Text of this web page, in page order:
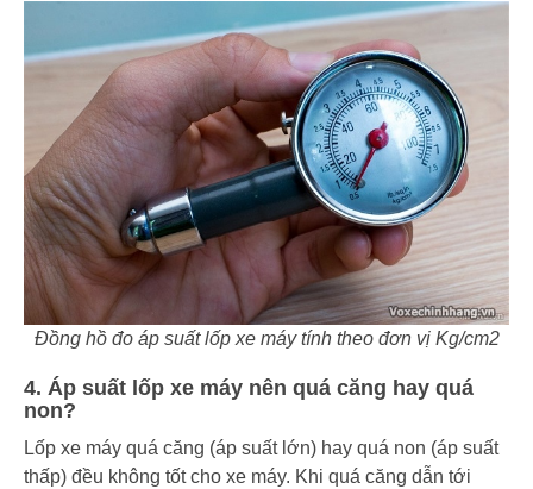
Đồng hồ đo áp suất lốp xe máy tính theo đơn vị Kg/cm2
4. Áp suất lốp xe máy nên quá căng hay quá
non?
Lốp xe máy quá căng (áp suất lớn) hay quá non (áp suất
thấp) đều không tốt cho xe máy. Khi quá căng dẫn tới